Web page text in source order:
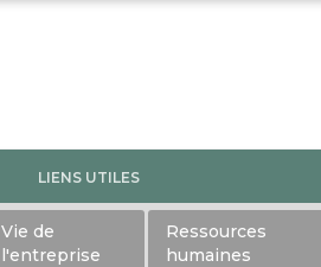
LIENS UTILES
Vie de
l'entreprise
Ressources
humaines